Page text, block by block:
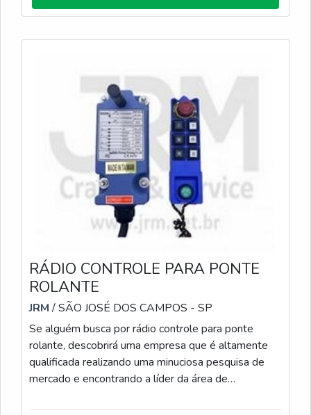
RÁDIO CONTROLE PARA PONTE
ROLANTE
JRM/ SÃO JOSÉ DOS CAMPOS - SP
Se alguém busca por rádio controle para ponte
rolante, descobrirá uma empresa que é altamente
qualificada realizando uma minuciosa pesquisa de
mercado e encontrando a líder da área de